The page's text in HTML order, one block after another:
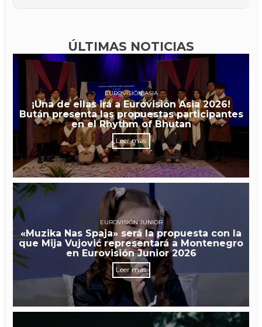
ÚLTIMAS NOTICIAS
EUROVISIÓN ASIA
¡Una de ellas irá a Eurovisión Asia 2026!
Bután presenta las propuestas participantes
en el Rhythm of Bhutan
Leer más
EUROVISIÓN JUNIOR
«Muzika Nas Spaja» será la propuesta con la
que Mija Vujović representará a Montenegro
en Eurovisión Junior 2026
Leer más